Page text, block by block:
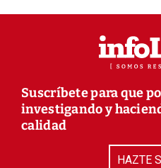
Suscríbete para que
investigando y
calidad
HAZTE